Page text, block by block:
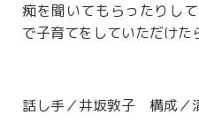
痴を聞いてもらったりし
で子育てをしていただけた
話し手／井坂敦子 構成／